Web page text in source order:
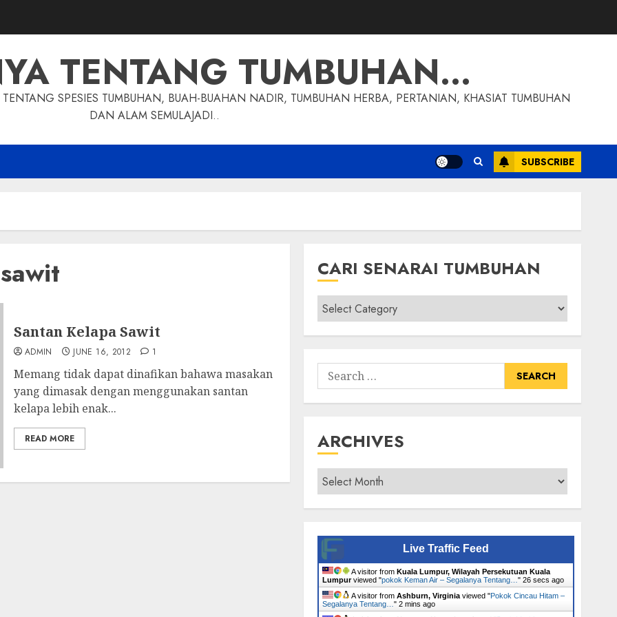
TENTANG TUMBUHAN…
SPESIES TUMBUHAN, BUAH-BUAHAN NADIR, TUMBUHAN HERBA, PERTANIAN, KHASIAT TUMBUHAN
DAN ALAM SEMULAJADI..
SUBSCRIBE
Santan Kelapa Sawit
ADMIN JUNE 16, 2012 1
Memang tidak dapat dinafikan bahawa masakan
yang dimasak dengan menggunakan santan
kelapa lebih enak...
READ MORE
CARI SENARAI TUMBUHAN
Cari
Senarai
Tumbuhan
Search
for:
ARCHIVES
Archives
Live Traffic Feed
A visitor from Kuala Lumpur, Wilayah Persekutuan Kuala
Lumpurviewed "pokok Keman Air – Segalanya Tentang… " 27 secs ago
A visitor from Ashburn, Virginiaviewed "Pokok Cincau Hitam –
Segalanya Tentang… " 2 mins ago